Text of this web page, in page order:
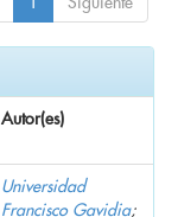
Autor(es)
Universidad
Francisco Gavidia;